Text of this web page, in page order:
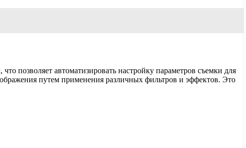
позволяет автоматизировать настройку параметров съемки для
путем применения различных фильтров и эффектов. Это